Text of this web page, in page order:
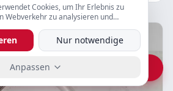
prijs op WhatsApp
Cookies, um Ihr Erlebnis zu
Webverkehr zu analysieren und
Nur notwendige
Anpassen